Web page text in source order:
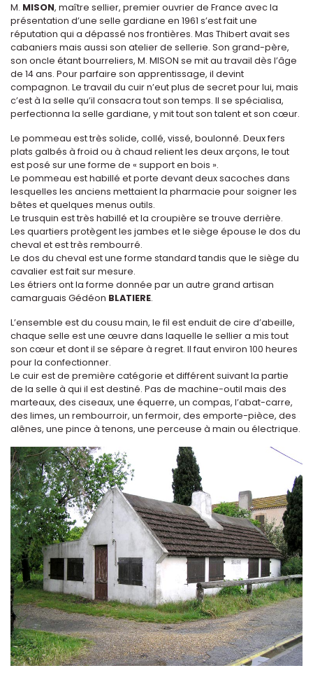
M. MISON, maître sellier, premier ouvrier de France avec la
présentation d’une selle gardiane en 1961 s’est fait une
réputation qui a dépassé nos frontières. Mas Thibert avait ses
cabaniers mais aussi son atelier de sellerie. Son grand-père,
son oncle étant bourreliers, M. MISON se mit au travail dès l’âge
de 14 ans. Pour parfaire son apprentissage, il devint
compagnon. Le travail du cuir n’eut plus de secret pour lui, mais
c’est à la selle qu’il consacra tout son temps. Il se spécialisa,
perfectionna la selle gardiane, y mit tout son talent et son cœur.
Le pommeau est très solide, collé, vissé, boulonné. Deux fers
plats galbés à froid ou à chaud relient les deux arçons, le tout
est posé sur une forme de « support en bois ».
Le pommeau est habillé et porte devant deux sacoches dans
lesquelles les anciens mettaient la pharmacie pour soigner les
bêtes et quelques menus outils.
Le trusquin est très habillé et la croupière se trouve derrière.
Les quartiers protègent les jambes et le siège épouse le dos du
cheval et est très rembourré.
Le dos du cheval est une forme standard tandis que le siège du
cavalier est fait sur mesure.
Les étriers ont la forme donnée par un autre grand artisan
camarguais Gédéon BLATIERE.
L’ensemble est du cousu main, le fil est enduit de cire d’abeille,
chaque selle est une œuvre dans laquelle le sellier a mis tout
son cœur et dont il se sépare à regret. Il faut environ 100 heures
pour la confectionner.
Le cuir est de première catégorie et différent suivant la partie
de la selle à qui il est destiné. Pas de machine-outil mais des
marteaux, des ciseaux, une équerre, un compas, l’abat-carre,
des limes, un rembourroir, un fermoir, des emporte-pièce, des
alênes, une pince à tenons, une perceuse à main ou électrique.